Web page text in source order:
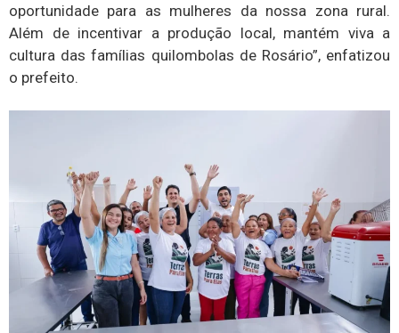
oportunidade para as mulheres da nossa zona rural.
Além de incentivar a produção local, mantém viva a
cultura das famílias quilombolas de Rosário”, enfatizou
o prefeito.